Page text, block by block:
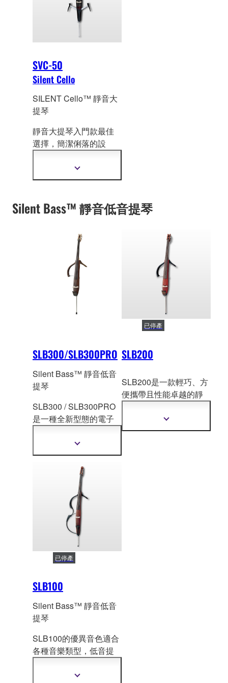
SVC-50
Silent Cello
SILENT Cello™ 靜音大
提琴
靜音大提琴入門款最佳
選擇，簡潔俐落的設
與演奏可塑性。
顯
示
資
訊
Silent Bass™ 靜音低音提琴
SLB300/SLB300PRO
Silent Bass™ 靜音低音
提琴
SLB300 / SLB300PRO
是一種全新型態的電子
音系統，藉由高品質的
麥克風來紀錄傳統低音
提琴的琴腔共鳴音色，
來進行模擬錄音室品質
的音色，進而達到更自
然的音色與共鳴，同時
也繼續保持靜音和方便
攜帶的半實心琴體設計
的產品特色。此系列現
有兩種型號可供選擇，
除了標準型 SLB300外，
SLB300PRO，其擁有頂
級的音色與演奏性與精
緻卓越的外觀設計。
顯
示
多
資
訊
SLB200
已停產
SLB200是一款輕巧、方
便攜帶且性能卓越的靜
空琴體和內置
可提供傑出的音色和扎
顯
示
SLB100
已停產
Silent Bass™ 靜音低音
提琴
SLB100的優異音色適合
各種音樂類型，低音提
音練習功能，透過耳
顯